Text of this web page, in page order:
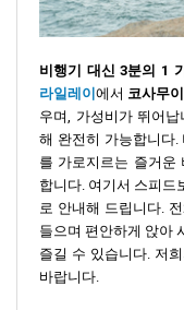
비행기 대신 3분의 1
라일레이 에서 코사무이
우며, 가성비가 뛰어
해 완전히 가능합니다.
를 가로지르는 즐거운
합니다. 여기서 스피드
로 안내해 드립니다.
들으며 편안하게 앉아
즐길 수 있습니다. 저희
바랍니다.